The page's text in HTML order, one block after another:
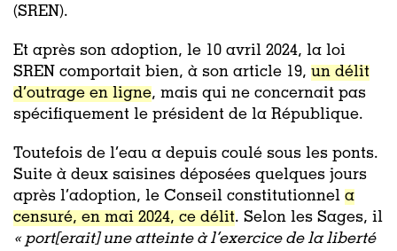
(SREN).
Et après son adoption, le 10 avril 2024, la loi
SREN comportait bien, à son article 19, un délit
d’outrage en ligne, mais qui ne concernait pas
spécifiquement le président de la République.
Toutefois de l’eau a depuis coulé sous les ponts.
Suite à deux saisines déposées quelques jours
après l’adoption, le Conseil constitutionnel a
censuré, en mai 2024, ce délit. Selon les Sages, il
« port[erait] une atteinte à l’exercice de la liberté